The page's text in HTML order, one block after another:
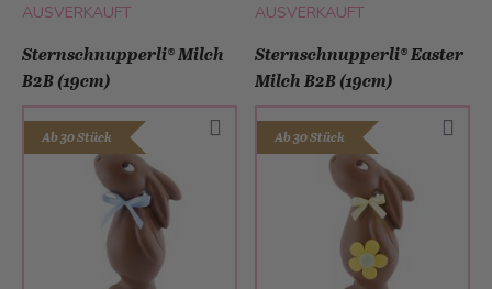
AUSVERKAUFT
AUSVERKAUFT
Sternschnupperli® Milch
B2B (19cm)
Ab 30 Stück
Sternschnupperli® Easter
Milch B2B (19cm)
Ab 30 Stück